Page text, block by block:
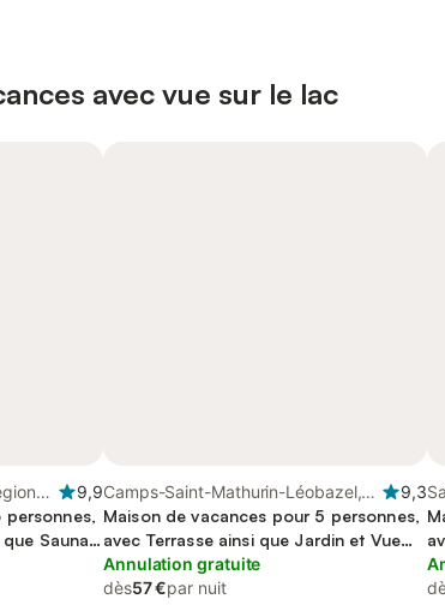
avec vue sur le lac
9,9
personnes,
Sauna
Camps-Saint-Mathurin-Léobazel,
Région de Tulle
9,3
Maison de vacances pour 5 personnes,
avec Terrasse ainsi que Jardin et Vue
sur le lac
Annulation gratuite
dès57 €par nuit
le